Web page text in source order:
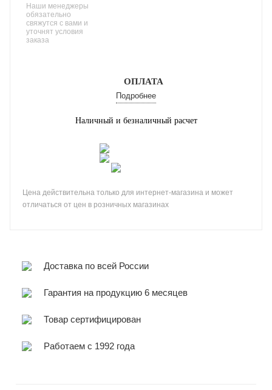
Наши менеджеры
обязательно
свяжутся с вами и
уточнят условия
заказа
ОПЛАТА
Подробнее
Наличный и безналичный расчет
Цена действительна только для интернет-магазина и может
отличаться от цен в розничных магазинах
Доставка по всей России
Гарантия на продукцию 6 месяцев
Товар сертифицирован
Работаем с 1992 года